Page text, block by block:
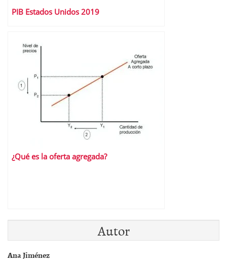
PIB Estados Unidos 2019
¿Qué es la oferta agregada?
Autor
Ana Jiménez